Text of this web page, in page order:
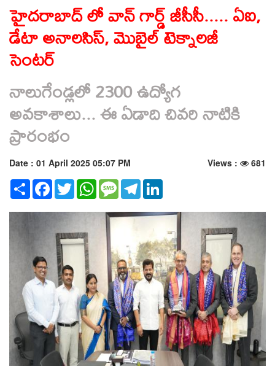
హైదరాబాద్ లో వాన్ గార్డ్ జీసీసీ..... ఏఐ,
డేటా అనాలసిస్, మొబైల్ టెక్నాలజీ
సెంటర్
నాలుగేండ్లలో 2300 ఉద్యోగ
అవకాశాలు... ఈ ఏడాది చివరి నాటికి
ప్రారంభం
Date : 01 April 2025 05:07 PM Views :
681
Share Facebook
TwitterWhatsAppMessageTelegram